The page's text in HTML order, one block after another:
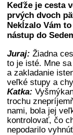
Keďže je cesta
prvých dvoch
Nekĺzalo Vám
nástup do
Juraj: Žiadna
to je isté. Mne
a zakladanie
veľké stupy a
Katka:
trochu
nami, bola jej
kontrolovať, čo
nepodarilo